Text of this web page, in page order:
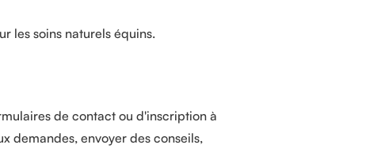
les soins naturels équins.
de contact ou d'inscription à
demandes, envoyer des conseils,